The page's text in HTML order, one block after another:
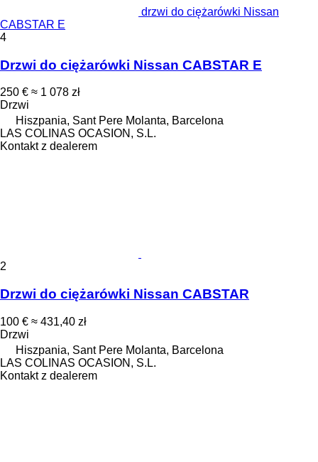
drzwi do ciężarówki Nissan
CABSTAR E
4
Drzwi do ciężarówki Nissan CABSTAR E
250 € ≈ 1 078 zł
Drzwi
Hiszpania, Sant Pere Molanta, Barcelona
LAS COLINAS OCASION, S.L.
Kontakt z dealerem
2
Drzwi do ciężarówki Nissan CABSTAR
100 € ≈ 431,40 zł
Drzwi
Hiszpania, Sant Pere Molanta, Barcelona
LAS COLINAS OCASION, S.L.
Kontakt z dealerem